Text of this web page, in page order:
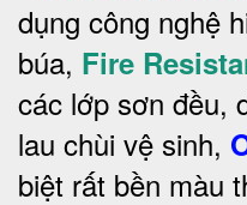
dụng công nghệ
búa, Fire
các lớp sơn đều,
lau chùi vệ sinh,
biệt rất bền màu